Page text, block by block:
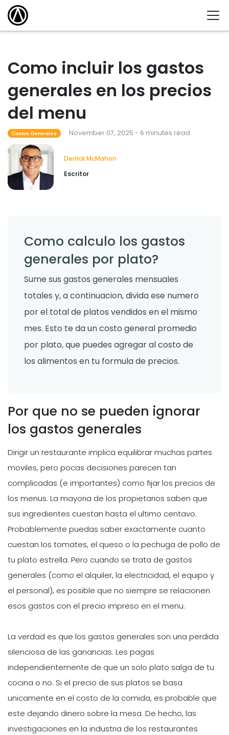
Como incluir los gastos
generales en los precios
del menu
Costos Generales November 07, 2025 - 6 minutes read
Derrick McMahon
Escritor
Como calculo los gastos
generales por plato?
Sume sus gastos generales mensuales
totales y, a continuacion, divida ese numero
por el total de platos vendidos en el mismo
mes. Esto te da un costo general promedio
por plato, que puedes agregar al costo de
los alimentos en tu formula de precios.
Por que no se pueden ignorar
los gastos generales
Dirigir un restaurante implica equilibrar muchas partes
moviles, pero pocas decisiones parecen tan
complicadas (e importantes) como fijar los precios de
los menus. La mayoria de los propietarios saben que
sus ingredientes cuestan hasta el ultimo centavo.
Probablemente puedas saber exactamente cuanto
cuestan los tomates, el queso o la pechuga de pollo de
tu plato estrella. Pero cuando se trata de gastos
generales (como el alquiler, la electricidad, el equipo y
el personal), es posible que no siempre se relacionen
esos gastos con el precio impreso en el menu.
La verdad es que los gastos generales son una perdida
silenciosa de las ganancias. Les pagas
independientemente de que un solo plato salga de tu
cocina o no. Si el precio de sus platos se basa
unicamente en el costo de la comida, es probable que
este dejando dinero sobre la mesa. De hecho, las
investigaciones en la industria de los restaurantes